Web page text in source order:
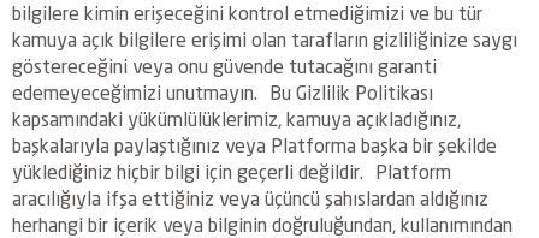
bilgilere kimin erişeceğini kontrol etmediğimizi ve bu tür
kamuya açık bilgilere erişimi olan tarafların gizliliğinize saygı
göstereceğini veya onu güvende tutacağını garanti
edemeyeceğimizi unutmayın. Bu Gizlilik Politikası
kapsamındaki yükümlülüklerimiz, kamuya açıkladığınız,
başkalarıyla paylaştığınız veya Platforma başka bir şekilde
yüklediğiniz hiçbir bilgi için geçerli değildir. Platform
aracılığıyla ifşa ettiğiniz veya üçüncü şahıslardan aldığınız
herhangi bir içerik veya bilginin doğruluğundan, kullanımından